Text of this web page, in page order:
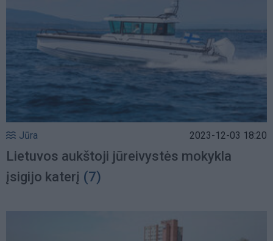
Jūra 2023-12-03 18:20
Lietuvos aukštoji jūreivystės mokykla
įsigijo katerį (7)